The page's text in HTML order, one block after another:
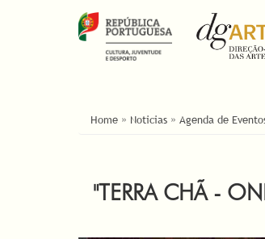
ESTÁ AQUI
Home » Noticias » Agenda de
"TERRA CHÃ -